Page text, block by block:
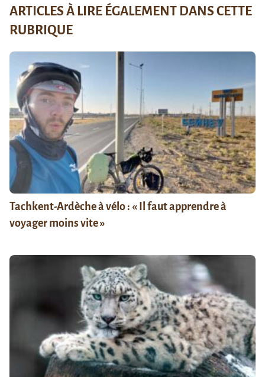
ARTICLES À LIRE ÉGALEMENT DANS CETTE
RUBRIQUE
Tachkent-Ardèche à vélo : « Il faut apprendre à
voyager moins vite »